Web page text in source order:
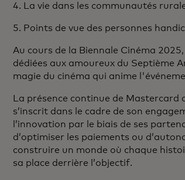
4. La vie dans les communautés
5. Points de vue des personnes
Au cours de la Biennale Cinéma
dédiées aux amoureux du Septième
magie du cinéma qui anime
La présence continue de
s’inscrit dans le cadre de son
l’innovation par le biais de ses
d’optimiser les paiements ou
construire un monde où chaque
sa place derrière l’objectif.